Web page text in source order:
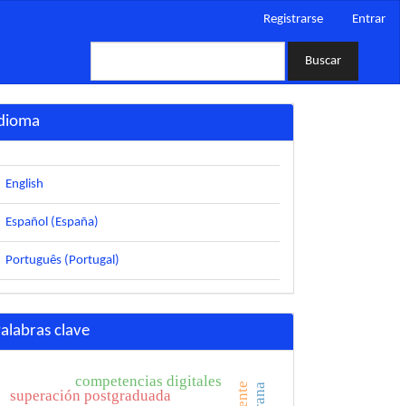
Registrarse Entrar
Buscar
English
Español (España)
Português (Portugal)
clave
superación postgraduada
competencias digitales